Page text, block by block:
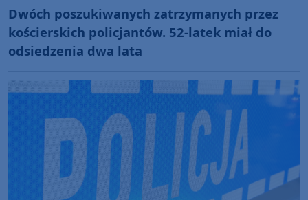
Dwóch poszukiwanych zatrzymanych przez
kościerskich policjantów. 52-latek miał do
odsiedzenia dwa lata